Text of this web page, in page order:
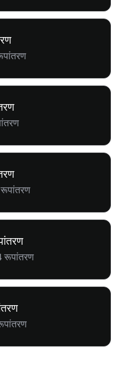
रूपांतरण